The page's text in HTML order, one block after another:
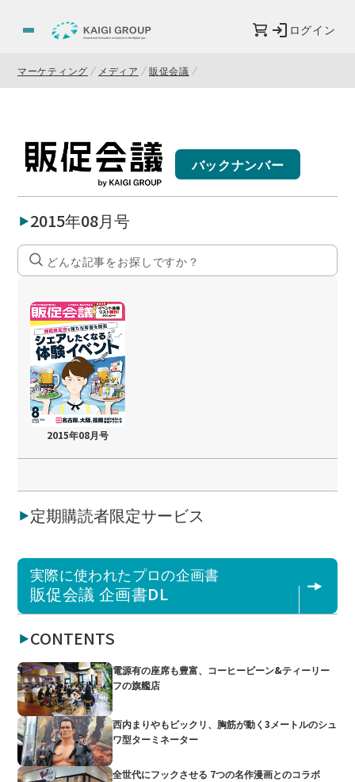
ログイン
マーケティング メディア 販促会議
バックナンバー
2015年08月号
2015年08月号
定期購読者限定サービス
実際に使われたプロの企画書
販促会議 企画書DL
CONTENTS
電源有の座席も豊富、コーヒービーン&ティーリー
フの旗艦店
西内まりやもビックリ、胸筋が動く3メートルのシュ
ワ型ターミネーター
全世代にフックさせる 7つの名作漫画とのコラボ